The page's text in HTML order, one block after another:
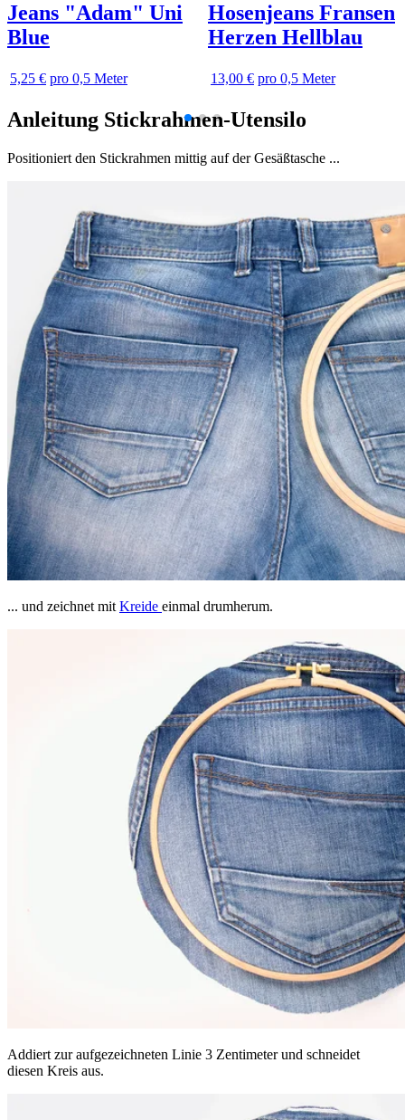
Jeans "Adam" Uni
Blue
5,25 € pro 0,5 Meter
Hosenjeans Fransen
Herzen Hellblau
13,00 € pro 0,5 Meter
Anleitung Stickrahmen-Utensilo
Positioniert den Stickrahmen mittig auf der Gesäßtasche ...
... und zeichnet mit Kreide einmal drumherum.
Addiert zur aufgezeichneten Linie 3 Zentimeter und schneidet
diesen Kreis aus.